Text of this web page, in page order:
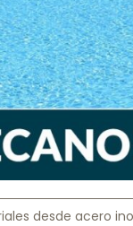
desde acero